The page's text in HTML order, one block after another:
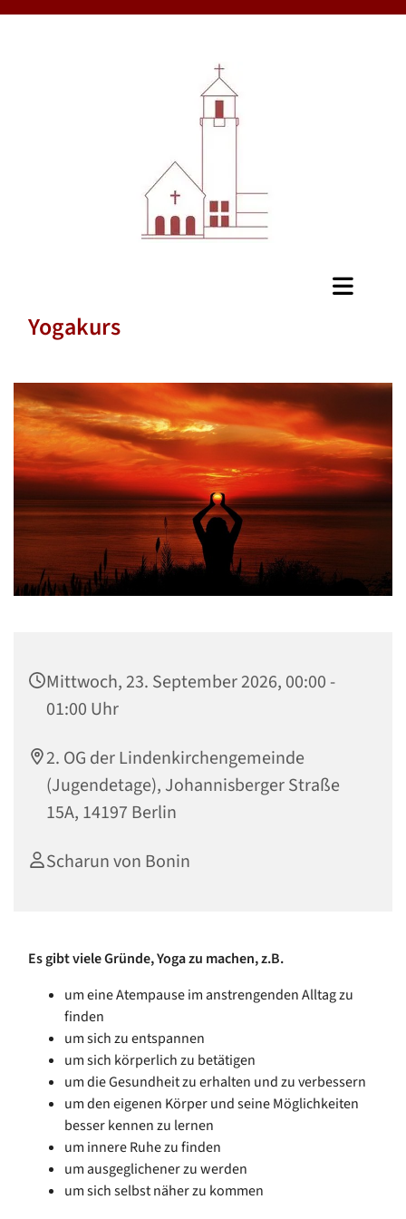
Yogakurs
Mittwoch, 23. September 2026, 00:00 -
01:00 Uhr
2. OG der Lindenkirchengemeinde
(Jugendetage), Johannisberger Straße
15A, 14197 Berlin
Scharun von Bonin
Es gibt viele Gründe, Yoga zu machen, z.B.
um eine Atempause im anstrengenden Alltag zu
finden
um sich zu entspannen
um sich körperlich zu betätigen
um die Gesundheit zu erhalten und zu verbessern
um den eigenen Körper und seine Möglichkeiten
besser kennen zu lernen
um innere Ruhe zu finden
um ausgeglichener zu werden
um sich selbst näher zu kommen